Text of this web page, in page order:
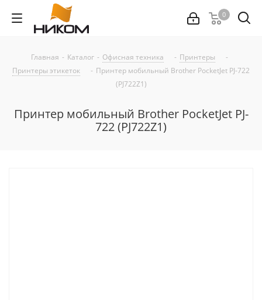
0
Главная - Каталог - Офисная техника - Принтеры
-
Принтеры этикеток
- Принтер мобильный Brother PocketJet PJ-722
(PJ722Z1)
Принтер мобильный Brother PocketJet PJ-
722 (PJ722Z1)